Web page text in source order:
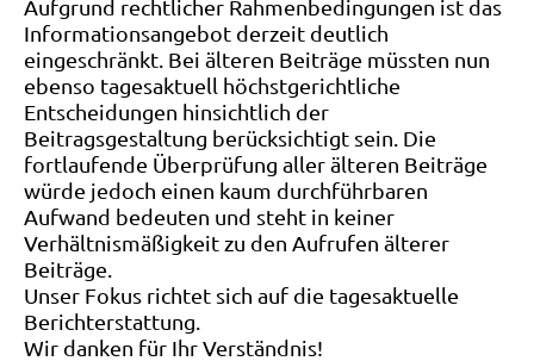
Aufgrund rechtlicher Rahmenbedingungen ist das
Informationsangebot derzeit deutlich
eingeschränkt. Bei älteren Beiträge müssten nun
ebenso tagesaktuell höchstgerichtliche
Entscheidungen hinsichtlich der
Beitragsgestaltung berücksichtigt sein. Die
fortlaufende Überprüfung aller älteren Beiträge
würde jedoch einen kaum durchführbaren
Aufwand bedeuten und steht in keiner
Verhältnismäßigkeit zu den Aufrufen älterer
Beiträge.
Unser Fokus richtet sich auf die tagesaktuelle
Berichterstattung.
Wir danken für Ihr Verständnis!